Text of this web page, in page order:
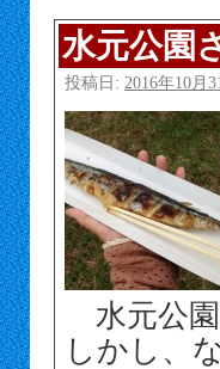
水元公園
投稿日: 2016年10月
水元公
しかし、